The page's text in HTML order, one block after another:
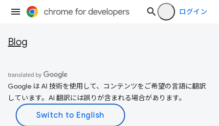
ログイン
Blog
Google は AI 技術を使用して、コンテンツをご希望の言語に翻訳
しています。AI 翻訳には誤りが含まれる場合があります。